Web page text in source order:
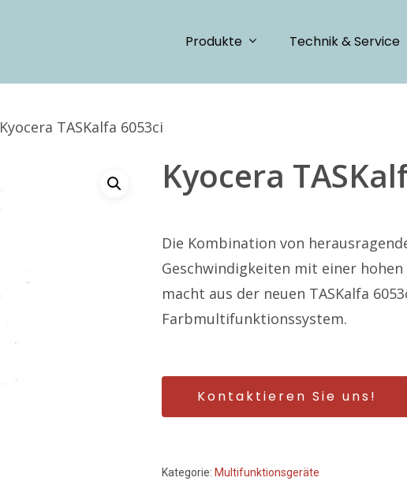
Produkte Technik & Service
Kyocera TASKalfa 6053ci
Kyocera
Die Kombination von
Geschwindigkeiten mit einer
macht aus der neuen TASKalfa
Farbmultifunktionssystem.
Kontaktieren Sie uns!
Kategorie: Multifunktionsgeräte